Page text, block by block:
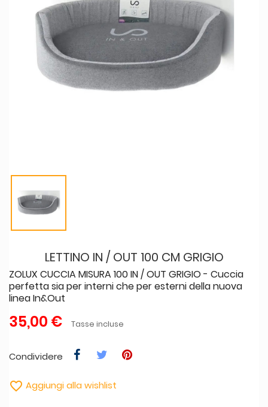
LETTINO IN / OUT 100 CM GRIGIO
ZOLUX CUCCIA MISURA 100 IN / OUT GRIGIO - Cuccia
perfetta sia per interni che per esterni della nuova
linea In&Out
35,00 € Tasse incluse
Condividere
 Aggiungi alla wishlist